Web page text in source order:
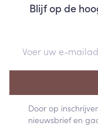
Blijf op de
Door op
nieuwsbrief en